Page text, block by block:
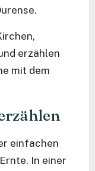
erzählen
mit dem
einfachen
In einer